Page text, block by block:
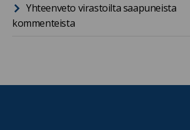
Yhteenveto virastoilta saapuneista
kommenteista